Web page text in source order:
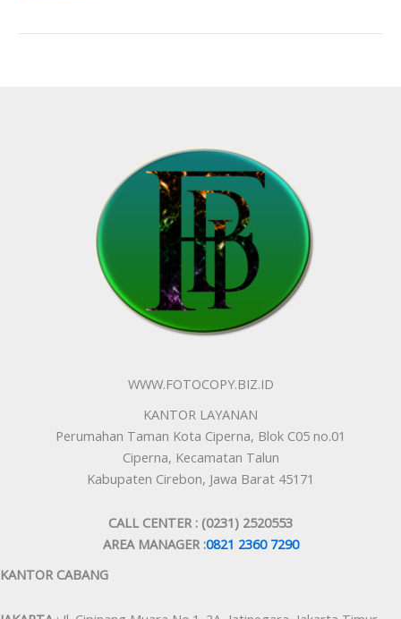
WWW.FOTOCOPY.BIZ.ID
KANTOR LAYANAN
Perumahan Taman Kota Ciperna, Blok C05 no.01
Ciperna, Kecamatan Talun
Kabupaten Cirebon, Jawa Barat 45171
CALL CENTER : (0231) 2520553
AREA MANAGER :0821 2360 7290
KANTOR CABANG